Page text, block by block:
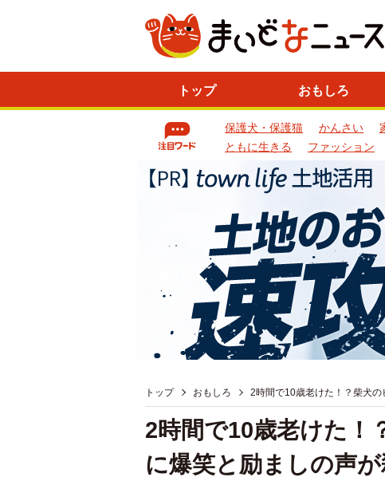
トップ おもしろ
保護犬・保護猫 かんさい
ともに生きる
ファッション
トップ おもしろ 2時間で10歳老けた！？柴犬の
2時間で10歳老けた！
に爆笑と励ましの声が